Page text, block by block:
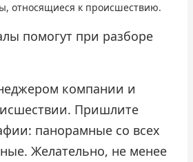
относящиеся к происшествию.
помогут при разборе
компании и
Пришлите
панорамные со всех
Желательно, не менее